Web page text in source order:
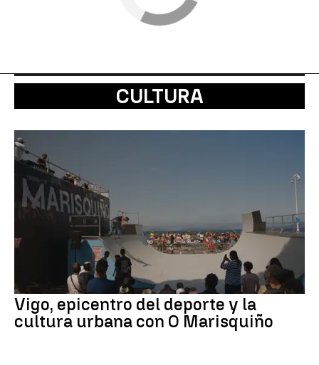
CULTURA
Vigo, epicentro del deporte y la
cultura urbana con O Marisquiño